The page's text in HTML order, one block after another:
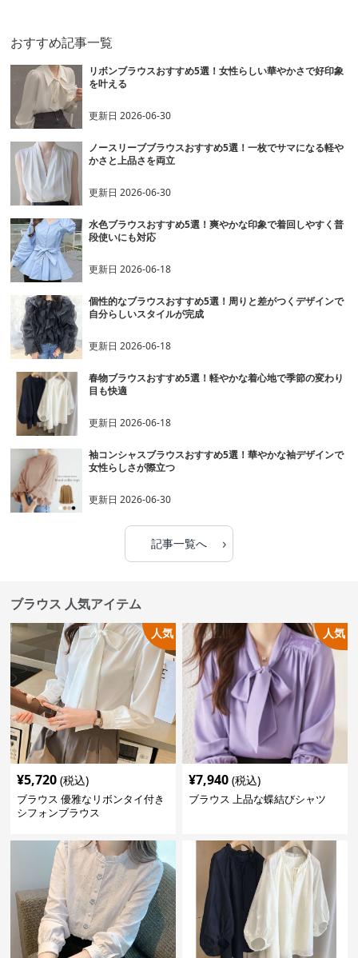
おすすめ記事一覧
リボンブラウスおすすめ5選！女性らしい華やかさで好印象
を叶える
更新日2026-06-30
ノースリーブブラウスおすすめ5選！一枚でサマになる軽や
かさと上品さを両立
更新日2026-06-30
水色ブラウスおすすめ5選！爽やかな印象で着回しやすく普
段使いにも対応
更新日2026-06-18
個性的なブラウスおすすめ5選！周りと差がつくデザインで
自分らしいスタイルが完成
更新日2026-06-18
春物ブラウスおすすめ5選！軽やかな着心地で季節の変わり
目も快適
更新日2026-06-18
袖コンシャスブラウスおすすめ5選！華やかな袖デザインで
女性らしさが際立つ
更新日2026-06-30
記事一覧へ ›
ブラウス 人気アイテム
人気
¥5,720 (税込)
ブラウス 優雅なリボンタイ付き
シフォンブラウス
人気
¥7,940 (税込)
ブラウス 上品な蝶結びシャツ